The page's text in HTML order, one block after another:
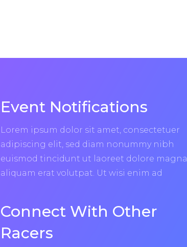
Event Notifications
Lorem ipsum dolor sit amet, consectetuer
adipiscing elit, sed diam nonummy nibh
euismod tincidunt ut laoreet dolore magna
aliquam erat volutpat. Ut wisi enim ad
Connect With Other
Racers